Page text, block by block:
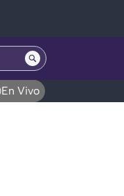
En Vivo